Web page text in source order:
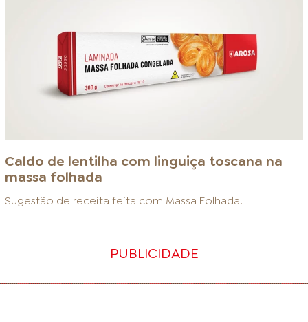
Caldo de lentilha com linguiça toscana na
massa folhada
Sugestão de receita feita com Massa Folhada.
PUBLICIDADE